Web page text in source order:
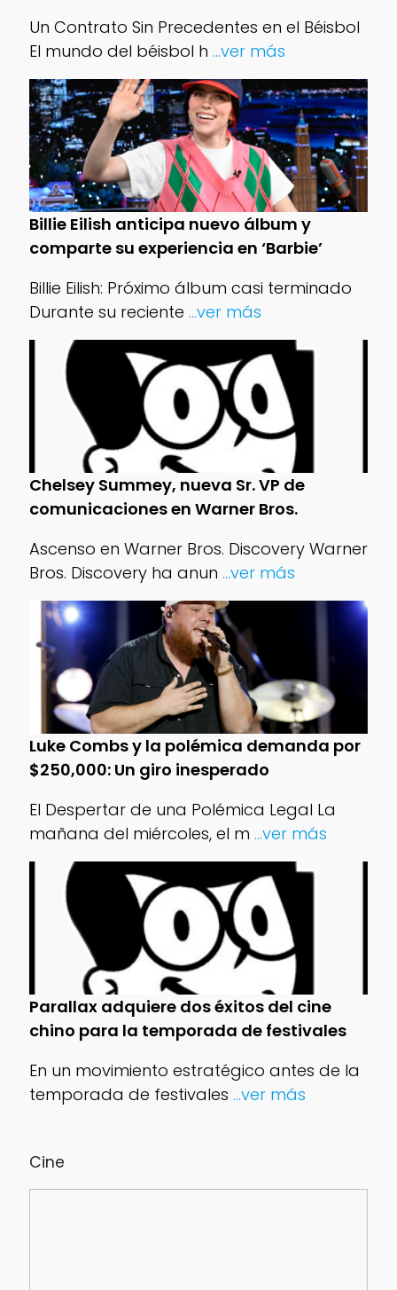
Cine
Un Contrato Sin Precedentes en el Béisbol
El mundo del béisbol h ...ver más
Billie Eilish anticipa nuevo álbum y
comparte su experiencia en ‘Barbie’
Billie Eilish: Próximo álbum casi terminado
Durante su reciente ...ver más
Chelsey Summey, nueva Sr. VP de
comunicaciones en Warner Bros.
Ascenso en Warner Bros. Discovery Warner
Bros. Discovery ha anun ...ver más
Luke Combs y la polémica demanda por
$250,000: Un giro inesperado
El Despertar de una Polémica Legal La
mañana del miércoles, el m ...ver más
Parallax adquiere dos éxitos del cine
chino para la temporada de festivales
En un movimiento estratégico antes de la
temporada de festivales ...ver más